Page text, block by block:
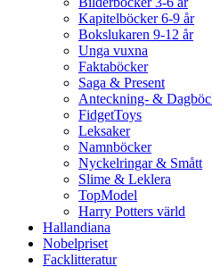
Kapitelböcker 6-9 år
Bokslukaren 9-12 år
Unga vuxna
Faktaböcker
Saga & Present
Anteckning- &
FidgetToys
Leksaker
Namnböcker
Nyckelringar & Smått
Slime & Leklera
TopModel
Harry Potters värld
Hallandiana
Nobelpriset
Facklitteratur